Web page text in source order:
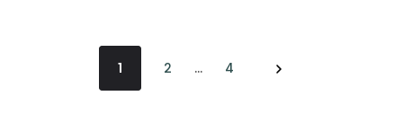
1 2 ... 4